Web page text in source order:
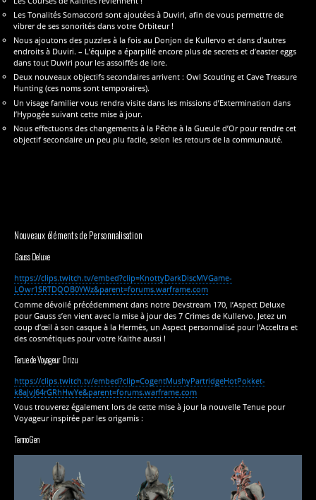
Les Tonalités Somaccord sont ajoutées à Duviri, afin de vous permettre de
vibrer de ses sonorités dans votre Orbiteur !
Nous ajoutons des puzzles à la fois au Donjon de Kullervo et dans d’autres
endroits à Duviri. – L’équipe a éparpillé encore plus de secrets et d’easter eggs
dans tout Duviri pour les assoiffés de lore.
Deux nouveaux objectifs secondaires arrivent : Owl Scouting et Cave Treasure
Hunting (ces noms sont temporaires).
Un visage familier vous rendra visite dans les missions d’Extermination dans
l’Hypogée suivant cette mise à jour.
Nous effectuons des changements à la Pêche à la Gueule d’Or pour rendre cet
objectif secondaire un peu plu facile, selon les retours de la communauté.
Nouveaux éléments de Personnalisation
Gauss Deluxe
https://clips.twitch.tv/embed?clip=KnottyDarkDiscMVGame-
LOwr1SRTDQOB0YWz&parent=forums.warframe.com
Comme dévoilé précédemment dans notre Devstream 170, l’Aspect Deluxe
pour Gauss s’en vient avec la mise à jour des 7 Crimes de Kullervo. Jetez un
coup d’œil à son casque à la Hermès, un Aspect personnalisé pour l’Acceltra et
des cosmétiques pour votre Kaithe aussi !
Tenue de Voyageur Orizu
https://clips.twitch.tv/embed?clip=CogentMushyPartridgeHotPokket-
k8aJvJ64rGRhHwYe&parent=forums.warframe.com
Vous trouverez également lors de cette mise à jour la nouvelle Tenue pour
Voyageur inspirée par les origamis :
TennoGen